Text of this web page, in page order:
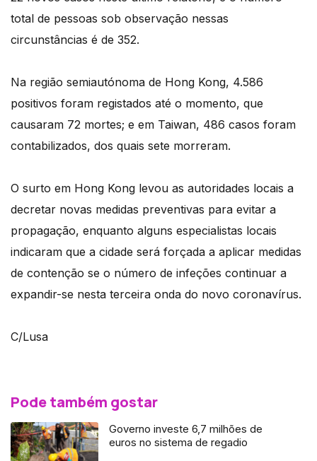
total de pessoas sob observação nessas
circunstâncias é de 352.
Na região semiautónoma de Hong Kong, 4.586
positivos foram registados até o momento, que
causaram 72 mortes; e em Taiwan, 486 casos foram
contabilizados, dos quais sete morreram.
O surto em Hong Kong levou as autoridades locais a
decretar novas medidas preventivas para evitar a
propagação, enquanto alguns especialistas locais
indicaram que a cidade será forçada a aplicar medidas
de contenção se o número de infeções continuar a
expandir-se nesta terceira onda do novo coronavírus.
C/Lusa
Pode também gostar
Governo investe 6,7 milhões de
euros no sistema de regadio